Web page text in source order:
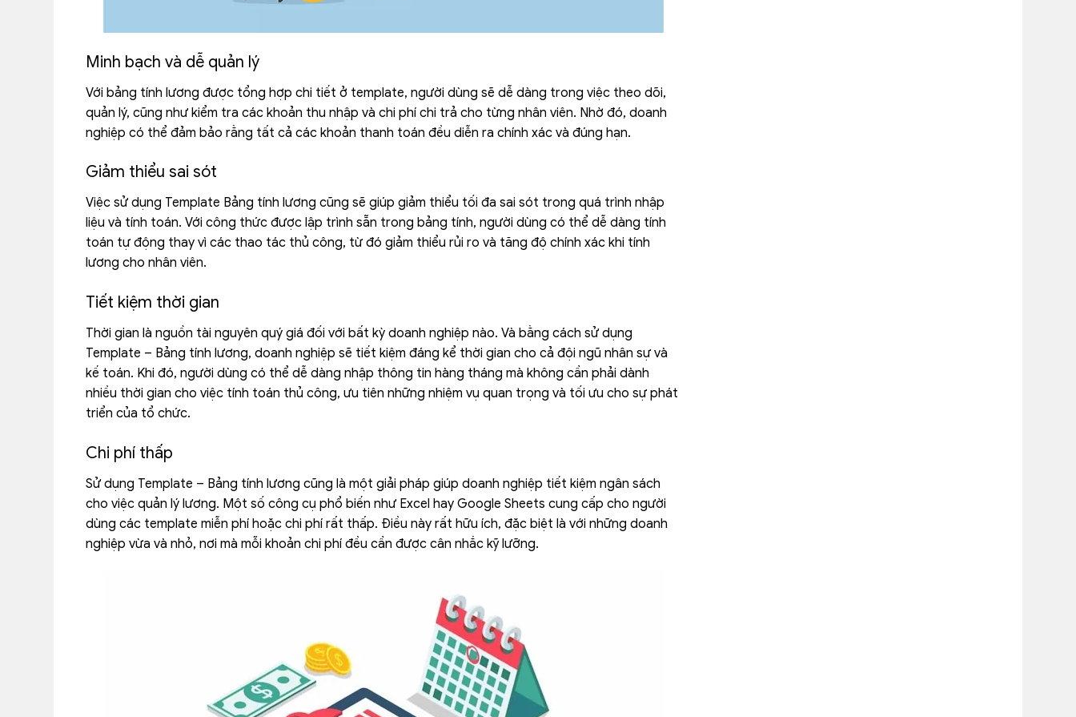
Minh bạch và dễ quản lý
Với bảng tính lương được tổng hợp chi tiết ở template, người dùng sẽ dễ dàng trong việc theo dõi,
quản lý, cũng như kiểm tra các khoản thu nhập và chi phí chi trả cho từng nhân viên. Nhờ đó, doanh
nghiệp có thể đảm bảo rằng tất cả các khoản thanh toán đều diễn ra chính xác và đúng hạn.
Giảm thiểu sai sót
Việc sử dụng Template Bảng tính lương cũng sẽ giúp giảm thiểu tối đa sai sót trong quá trình nhập
liệu và tính toán. Với công thức được lập trình sẵn trong bảng tính, người dùng có thể dễ dàng tính
toán tự động thay vì các thao tác thủ công, từ đó giảm thiểu rủi ro và tăng độ chính xác khi tính
lương cho nhân viên.
Tiết kiệm thời gian
Thời gian là nguồn tài nguyên quý giá đối với bất kỳ doanh nghiệp nào. Và bằng cách sử dụng
Template – Bảng tính lương, doanh nghiệp sẽ tiết kiệm đáng kể thời gian cho cả đội ngũ nhân sự và
kế toán. Khi đó, người dùng có thể dễ dàng nhập thông tin hàng tháng mà không cần phải dành
nhiều thời gian cho việc tính toán thủ công, ưu tiên những nhiệm vụ quan trọng và tối ưu cho sự phát
triển của tổ chức.
Chi phí thấp
Sử dụng Template – Bảng tính lương cũng là một giải pháp giúp doanh nghiệp tiết kiệm ngân sách
cho việc quản lý lương. Một số công cụ phổ biến như Excel hay Google Sheets cung cấp cho người
dùng các template miễn phí hoặc chi phí rất thấp. Điều này rất hữu ích, đặc biệt là với những doanh
nghiệp vừa và nhỏ, nơi mà mỗi khoản chi phí đều cần được cân nhắc kỹ lưỡng.